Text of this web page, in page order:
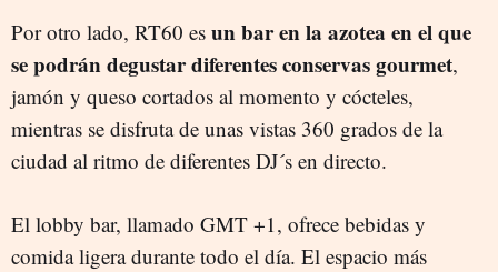
Por otro lado, RT60 es un bar en la azotea en el que
se podrán degustar diferentes conservas gourmet,
jamón y queso cortados al momento y cócteles,
mientras se disfruta de unas vistas 360 grados de la
ciudad al ritmo de diferentes DJ´s en directo.
El lobby bar, llamado GMT +1, ofrece bebidas y
comida ligera durante todo el día. El espacio más